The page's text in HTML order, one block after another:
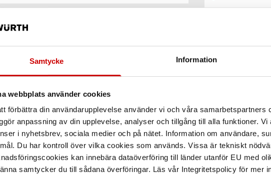
Samtycke Information
webbplats använder cookies
förbättra din användarupplevelse använder vi och våra samarbetspartners
anpassning av din upplevelse, analyser och tillgång till alla funktioner.
i nyhetsbrev, sociala medier och på nätet. Information om användare,
Du har kontroll över vilka cookies som används. Vissa är tekniskt
kan innebära dataöverföring till länder utanför EU med
samtycker du till sådana överföringar. Läs vår Integritetspolicy för mer
på vald produkt